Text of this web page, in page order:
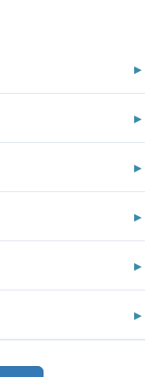
▶
▶
▶
▶
▶
▶